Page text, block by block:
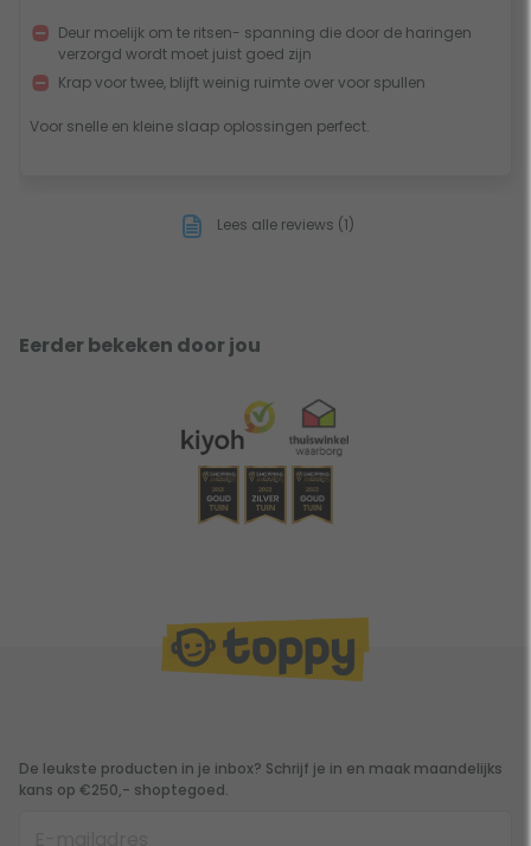
Voor snelle en kleine slaap oplossingen perfect.
Deur moelijk om te ritsen- spanning die door de haringen
verzorgd wordt moet juist goed zijn
Krap voor twee, blijft weinig ruimte over voor spullen
Lees alle reviews (1)
Eerder bekeken door jou
De leukste producten in je inbox? Schrijf je in en maak maandelijks
kans op €250,- shoptegoed.